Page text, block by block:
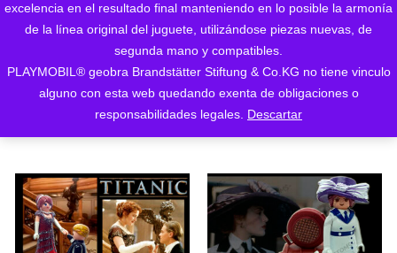
excelencia en el resultado final manteniendo en lo posible la armonía
de la línea original del juguete, utilizándose piezas nuevas, de
segunda mano y compatibles.
PLAYMOBIL® geobra Brandstätter Stiftung & Co.KG no tiene vinculo
alguno con esta web quedando exenta de obligaciones o
responsabilidades legales. Descartar
Mostrando los 2 resultadosOrdenado
los
ORDENAR POR LOS
ÚLTIMOS